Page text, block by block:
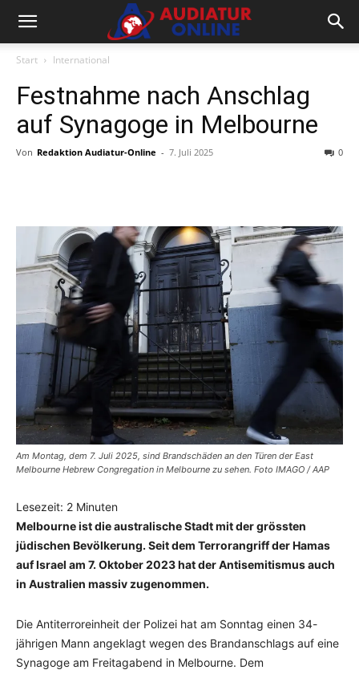
Start International
Festnahme nach Anschlag
auf Synagoge in Melbourne
Von Redaktion Audiatur-Online - 7. Juli 2025 0
Am Montag, dem 7. Juli 2025, sind Brandschäden an den Türen der East
Melbourne Hebrew Congregation in Melbourne zu sehen. Foto IMAGO / AAP
Lesezeit: 2 Minuten
Melbourne ist die australische Stadt mit der grössten
jüdischen Bevölkerung. Seit dem Terrorangriff der Hamas
auf Israel am 7. Oktober 2023 hat der Antisemitismus auch
in Australien massiv zugenommen.
Die Antiterroreinheit der Polizei hat am Sonntag einen 34-
jährigen Mann angeklagt wegen des Brandanschlags auf eine
Synagoge am Freitagabend in Melbourne. Dem